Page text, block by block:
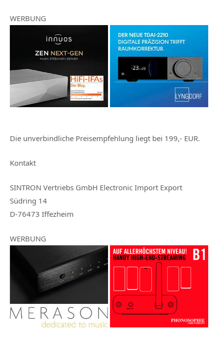
WERBUNG
Die unverbindliche Preisempfehlung liegt bei 199,- EUR.
Kontakt
SINTRON Vertriebs GmbH Electronic Import Export
Südring 14
D-76473 Iffezheim
WERBUNG